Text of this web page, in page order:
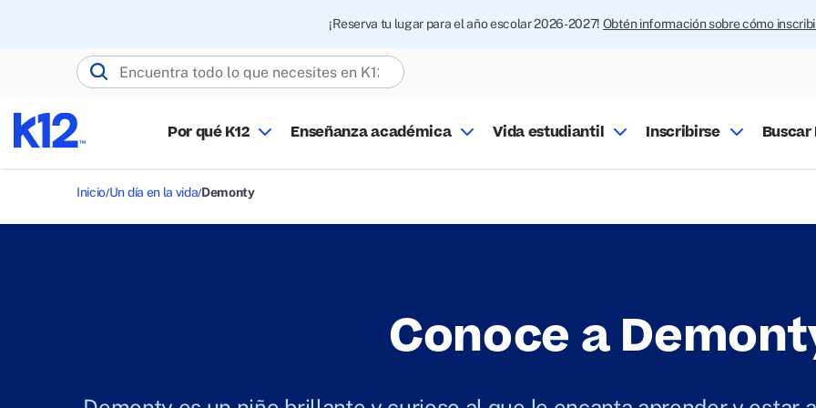
¡Reserva tu lugar para el año escolar 2026-2027! Obtén información sobre cómo
Buscar K12.com
Por qué K12 Enseñanza académica Vida estudiantil Inscribirse Buscar
Inicio Un día en la vida Demonty
Conoce a